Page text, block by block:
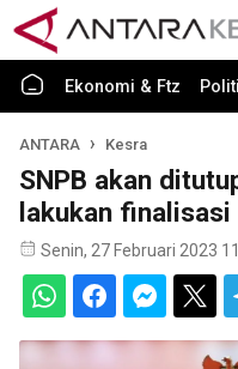
Ekonomi & Ftz
ANTARA Kesra
SNPB akan
lakukan finalisasi
Senin, 27 Februari 2023